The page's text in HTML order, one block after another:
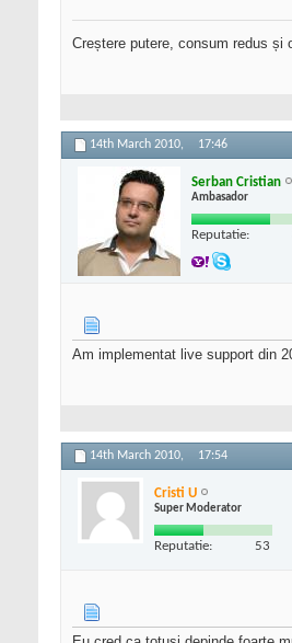
Creștere putere, consum redus și
14th March 2010, 17:46
Serban Cristian
Ambasador
Reputatie:
Am implementat live support din
14th March 2010, 17:54
Cristi U
Super Moderator
Reputatie: 53